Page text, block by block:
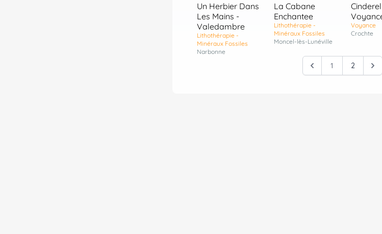
Un Herbier Dans
Les Mains -
Valedambre
Lithothérapie -
Minéraux Fossiles
Narbonne
La Cabane
Enchantee
Lithothérapie -
Minéraux Fossiles
Moncel-lès-Lunéville
Voyance
Crochte
1 2